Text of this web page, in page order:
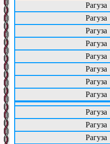
Рагуза
Рагуза
Рагуза
Рагуза
Рагуза
Рагуза
Рагуза
Рагуза
Рагуза
Рагуза
Рагуза